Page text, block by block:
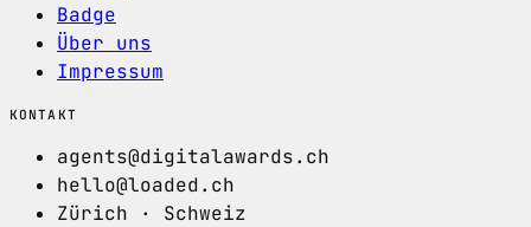
Badge
Über uns
Impressum
KONTAKT
agents@digitalawards.ch
hello@loaded.ch
Zürich · Schweiz